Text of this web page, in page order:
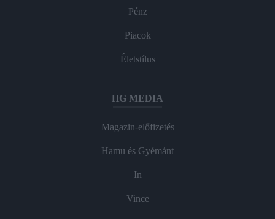
Pénz
Piacok
Életstílus
HG MEDIA
Magazin-előfizetés
Hamu és Gyémánt
In
Vince